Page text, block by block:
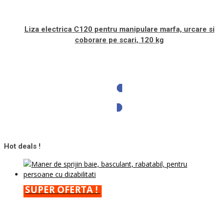
Liza electrica C120 pentru manipulare marfa, urcare si
coborare pe scari, 120 kg
Hot deals !
SUPER OFERTA !